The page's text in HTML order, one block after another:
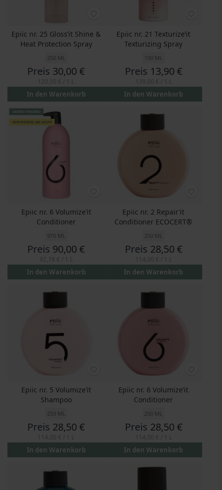
Epiic nr. 25 Gloss’it Shine &
Heat Protection Spray
250 ML
Preis 30,00 €
In den Warenkorb
Epiic nr. 21 Texturize’it
Texturizing Spray
100 ML
Preis 13,90 €
In den Warenkorb
GRATIS VERSAND
NUR WENIGE AM LAGER
Epiic nr. 6 Volumize’it
Conditioner
970 ML
Preis 90,00 €
In den Warenkorb
Epiic nr. 2 Repair’it
Conditioner ECOCERT®
250 ML
Preis 28,50 €
In den Warenkorb
Epiic nr. 5 Volumize’it
Shampoo
250 ML
Preis 28,50 €
In den Warenkorb
Epiic nr. 6 Volumize’it
Conditioner
250 ML
Preis 28,50 €
In den Warenkorb